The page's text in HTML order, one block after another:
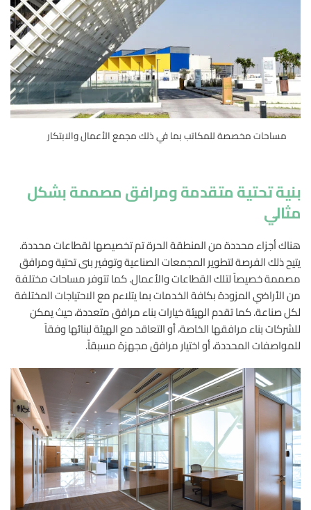
مساحات مخصصة للمكاتب بما في ذلك مجمع الأعمال والابتكار
بنية تحتية متقدمة ومرافق مصممة بشكل
مثالي
هناك أجزاء محددة من المنطقة الحرة تم تخصيصها لقطاعات محددة.
يتيح ذلك الفرصة لتطوير المجمعات الصناعية وتوفير بنى تحتية ومرافق
مصممة خصيصاً لتلك القطاعات والأعمال. كما تتوفر مساحات مختلفة
من الأراضي المزودة بكافة الخدمات بما يتلاءم مع الاحتياجات المختلفة
لكل صناعة. كما تقدم الهيئة خيارات بناء مرافق متعددة، حيث يمكن
للشركات بناء مرافقها الخاصة، أو التعاقد مع الهيئة لبنائها وفقاً
للمواصفات المحددة، أو اختيار مرافق مجهزة مسبقاً.